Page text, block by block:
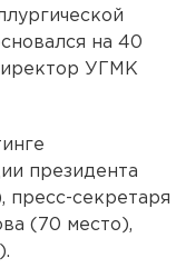
на 40
УГМК
президента
пресс-секретаря
(70 место),